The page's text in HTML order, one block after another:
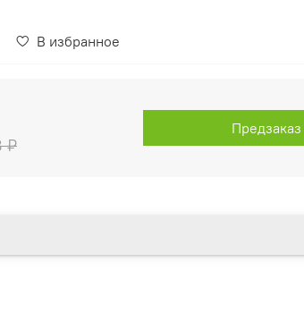
В избранное
₽
Предзаказ